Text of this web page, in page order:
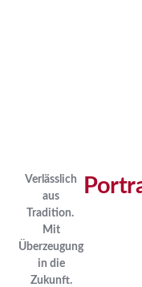
Verlässlich
aus
Tradition.
Mit
Überzeugung
in die
Zukunft.